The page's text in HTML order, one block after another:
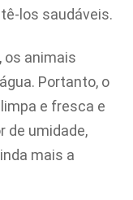
los saudáveis.
os animais
Portanto, o
e fresca e
de umidade,
mais a